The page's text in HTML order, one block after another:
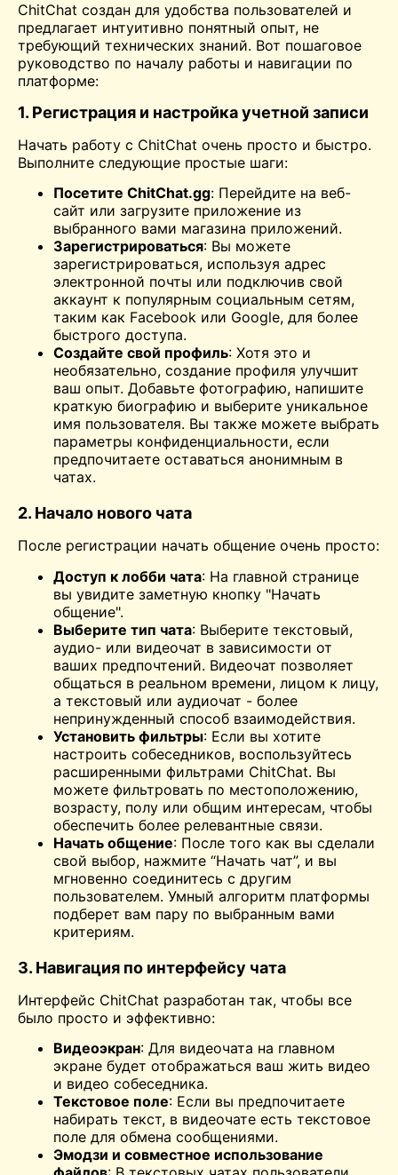
ChitChat создан для удобства пользователей и
предлагает интуитивно понятный опыт, не
требующий технических знаний. Вот пошаговое
руководство по началу работы и навигации по
платформе:
1. Регистрация и настройка учетной записи
Начать работу с ChitChat очень просто и быстро.
Выполните следующие простые шаги:
Посетите ChitChat.gg: Перейдите на веб-
сайт или загрузите приложение из
выбранного вами магазина приложений.
Зарегистрироваться: Вы можете
зарегистрироваться, используя адрес
электронной почты или подключив свой
аккаунт к популярным социальным сетям,
таким как Facebook или Google, для более
быстрого доступа.
Создайте свой профиль: Хотя это и
необязательно, создание профиля улучшит
ваш опыт. Добавьте фотографию, напишите
краткую биографию и выберите уникальное
имя пользователя. Вы также можете выбрать
параметры конфиденциальности, если
предпочитаете оставаться анонимным в
чатах.
2. Начало нового чата
После регистрации начать общение очень просто:
Доступ к лобби чата: На главной странице
вы увидите заметную кнопку "Начать
общение".
Выберите тип чата: Выберите текстовый,
аудио- или видеочат в зависимости от
ваших предпочтений. Видеочат позволяет
общаться в реальном времени, лицом к лицу,
а текстовый или аудиочат - более
непринужденный способ взаимодействия.
Установить фильтры: Если вы хотите
настроить собеседников, воспользуйтесь
расширенными фильтрами ChitChat. Вы
можете фильтровать по местоположению,
возрасту, полу или общим интересам, чтобы
обеспечить более релевантные связи.
Начать общение: После того как вы сделали
свой выбор, нажмите “Начать чат”, и вы
мгновенно соединитесь с другим
пользователем. Умный алгоритм платформы
подберет вам пару по выбранным вами
критериям.
3. Навигация по интерфейсу чата
Интерфейс ChitChat разработан так, чтобы все
было просто и эффективно:
Видеоэкран: Для видеочата на главном
экране будет отображаться ваш жить видео
и видео собеседника.
Текстовое поле: Если вы предпочитаете
набирать текст, в видеочате есть текстовое
поле для обмена сообщениями.
Эмодзи и совместное использование